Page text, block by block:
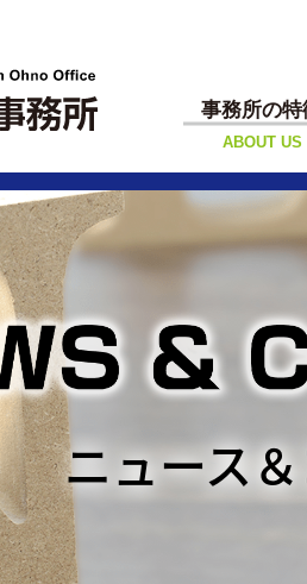
事務所の特
ABOUT US
ニュース